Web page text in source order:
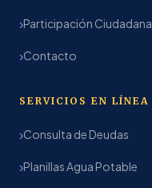
Participación Ciudadana
Contacto
SERVICIOS EN LÍNEA
Consulta de Deudas
Planillas Agua Potable